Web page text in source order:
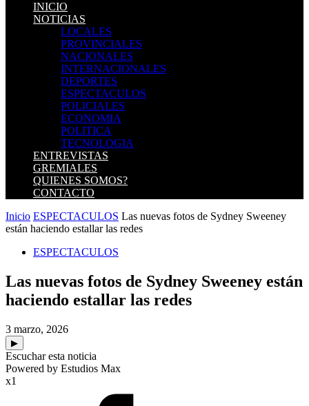
INICIO
NOTICIAS
LOCALES
PROVINCIALES
NACIONALES
INTERNACIONALES
DEPORTES
ESPECTACULOS
POLICIALES
ECONOMIA
POLITICA
TECNOLOGIA
ENTREVISTAS
GREMIALES
QUIENES SOMOS?
CONTACTO
Inicio ESPECTACULOS Las nuevas fotos de Sydney Sweeney
están haciendo estallar las redes
ESPECTACULOS
Las nuevas fotos de Sydney Sweeney están
haciendo estallar las redes
3 marzo, 2026
▶
Escuchar esta noticia
Powered by Estudios Max
x1